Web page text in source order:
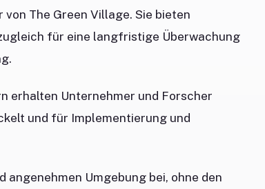
The Green Village. Sie bieten
für eine langfristige Überwachung
erhalten Unternehmer und Forscher
und für Implementierung und
Umgebung bei, ohne den